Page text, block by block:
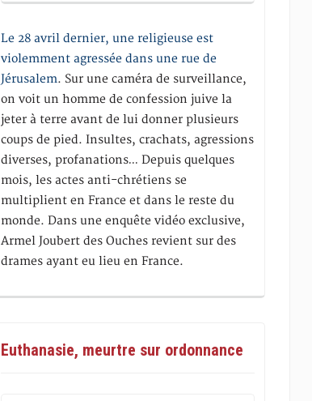
Le 28 avril dernier, une religieuse est
violemment agressée dans une rue de
Jérusalem. Sur une caméra de surveillance,
on voit un homme de confession juive la
jeter à terre avant de lui donner plusieurs
coups de pied. Insultes, crachats, agressions
diverses, profanations… Depuis quelques
mois, les actes anti-chrétiens se
multiplient en France et dans le reste du
monde. Dans une enquête vidéo exclusive,
Armel Joubert des Ouches revient sur des
drames ayant eu lieu en France.
Euthanasie, meurtre sur ordonnance